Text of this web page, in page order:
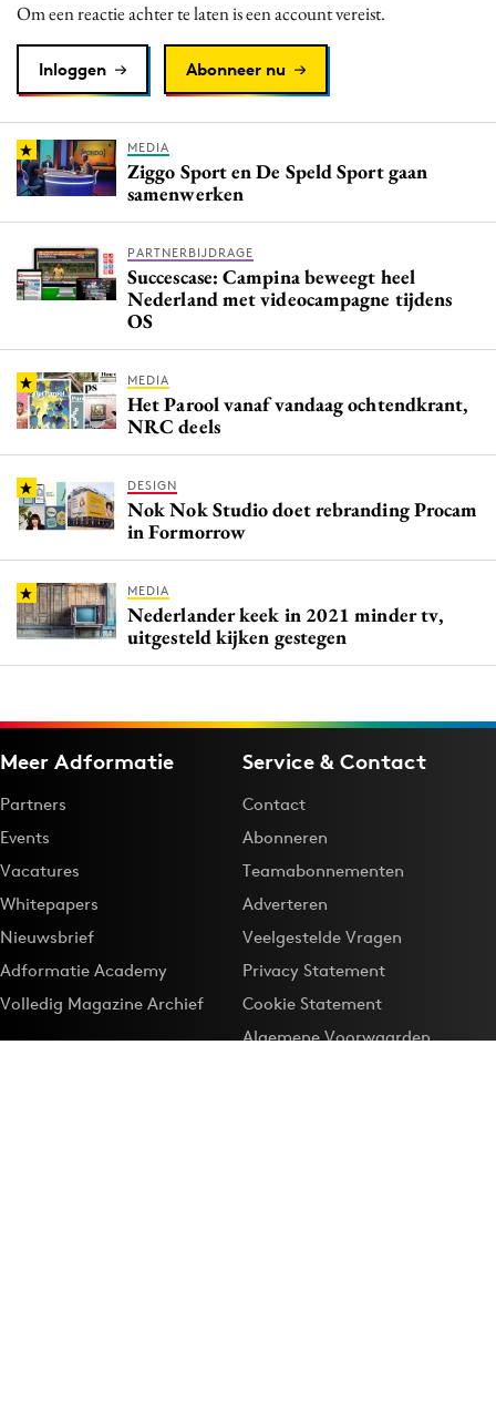
PR
Programmatic
Purpose Marketing
Om een reactie achter te laten is een account vereist.
Inloggen Abonneer nu
MEDIA
Ziggo Sport en De Speld Sport gaan
samenwerken
PARTNERBIJDRAGE
Succescase: Campina beweegt heel
Nederland met videocampagne tijdens
OS
MEDIA
Het Parool vanaf vandaag ochtendkrant,
NRC deels
DESIGN
Nok Nok Studio doet rebranding Procam
in Formorrow
MEDIA
Nederlander keek in 2021 minder tv,
uitgesteld kijken gestegen
Meer Adformatie
Partners
Events
Vacatures
Whitepapers
Nieuwsbrief
Adformatie Academy
Volledig Magazine Archief
Service & Contact
Contact
Abonneren
Teamabonnementen
Adverteren
Veelgestelde Vragen
Privacy Statement
Cookie Statement
Algemene Voorwaarden